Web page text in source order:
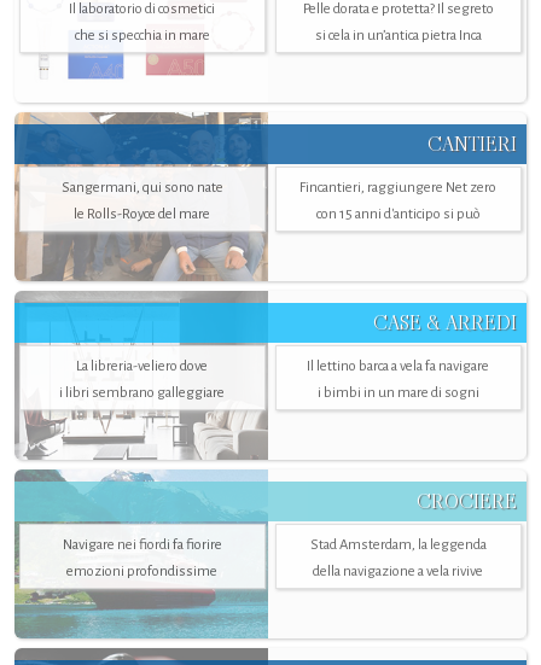
Il laboratorio di cosmetici
che si specchia in mare
Pelle dorata e protetta? Il segreto
si cela in un’antica pietra Inca
CANTIERI
Sangermani, qui sono nate
le Rolls-Royce del mare
Fincantieri, raggiungere Net zero
con 15 anni d'anticipo si può
CASE & ARREDI
La libreria-veliero dove
i libri sembrano galleggiare
Il lettino barca a vela fa navigare
i bimbi in un mare di sogni
CROCIERE
Navigare nei fiordi fa fiorire
emozioni profondissime
Stad Amsterdam, la leggenda
della navigazione a vela rivive